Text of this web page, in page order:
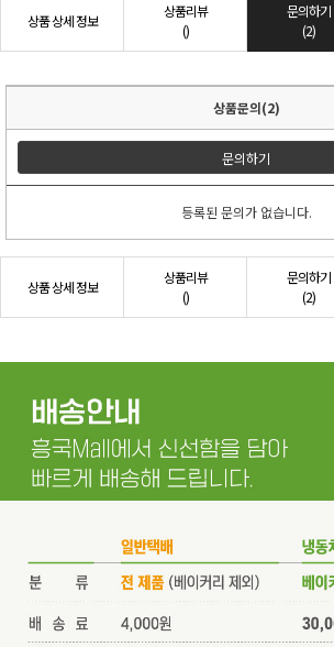
상품 상세 정보
상품리뷰
()
문의하기
(2)
상품문의(2)
문의하기
등록된 문의가 없습니다.
상품 상세 정보
상품리뷰
()
문의하기
(2)